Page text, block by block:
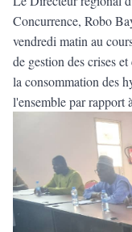
Concurrence, Robo
vendredi matin au
de gestion des crises
la consommation des
l'ensemble par rapport